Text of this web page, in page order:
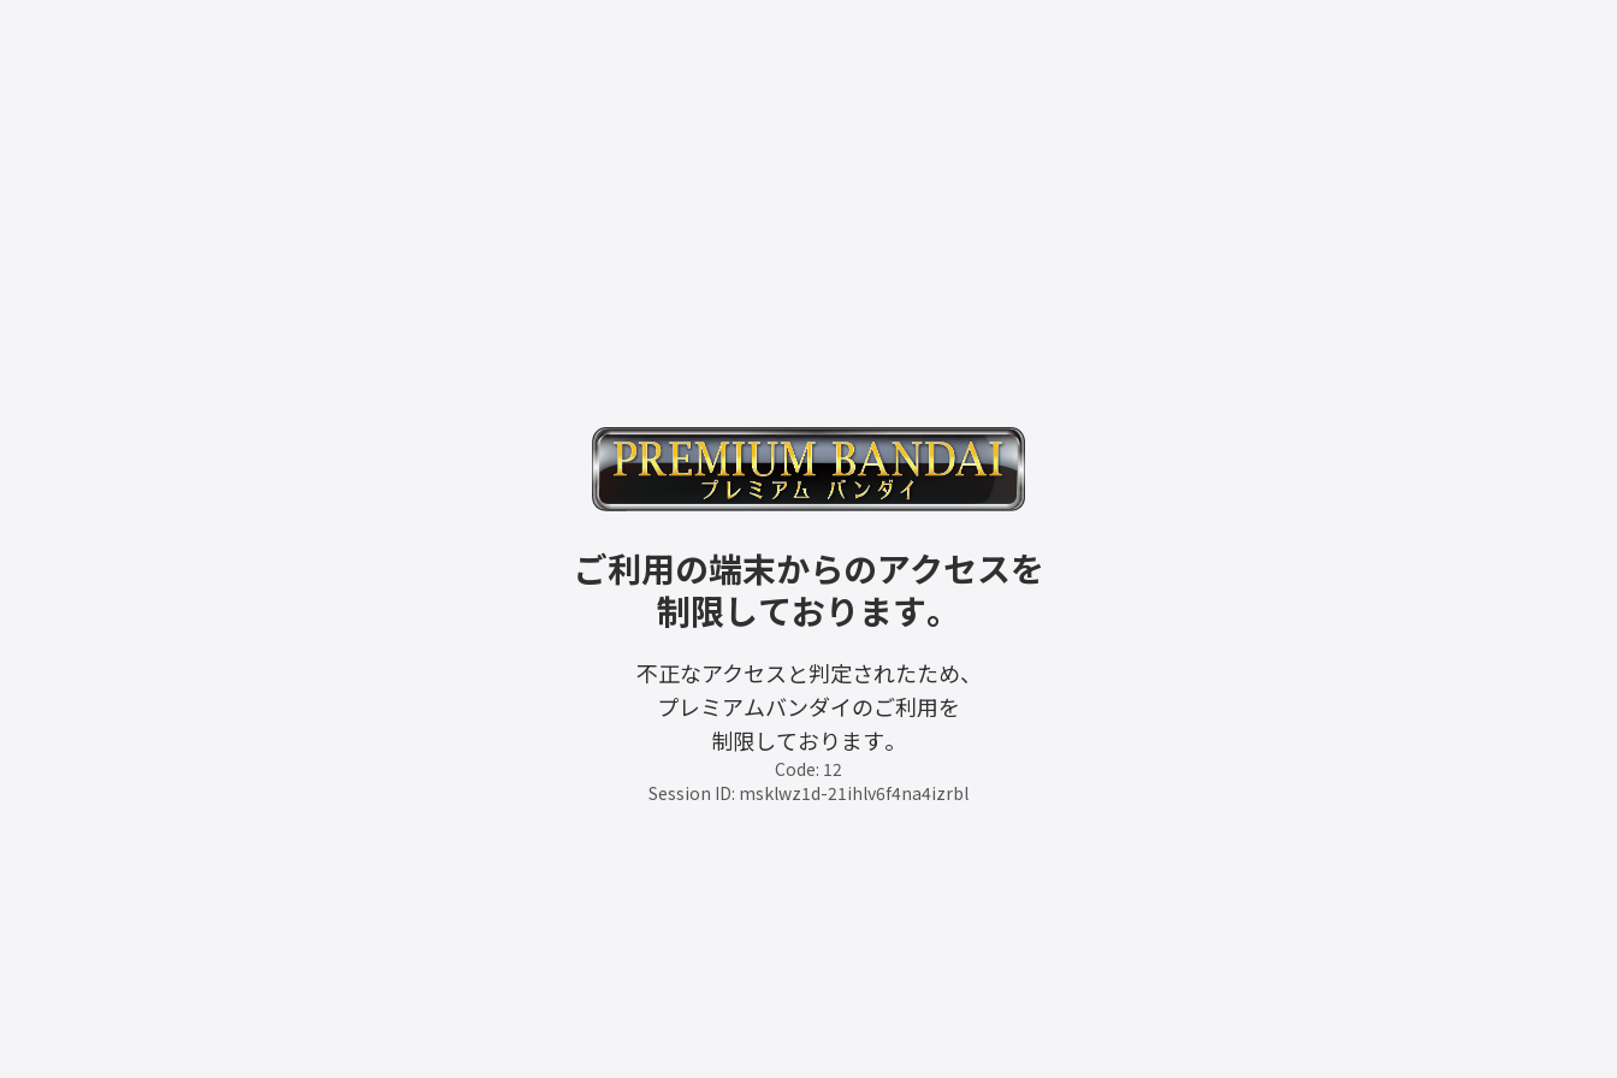
ご利用の端末からのアクセスを
制限しております。
不正なアクセスと判定されたため、
プレミアムバンダイのご利用を
制限しております。
Code: 12
Session ID: msklwz1d-21ihlv6f4na4izrbl